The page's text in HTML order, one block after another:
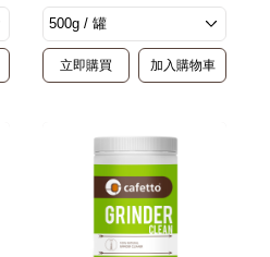
立即購買 加入購物車